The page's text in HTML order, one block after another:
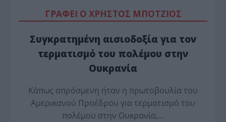
ΓΡΑΦΕΙ Ο ΧΡΗΣΤΟΣ ΜΠΟΤΖΙΟΣ
Συγκρατημένη αισιοδοξία για τον
τερματισμό του πολέμου στην
Ουκρανία
Κάπως απρόσμενη ήταν η πρωτοβουλία του
Αμερικανού Προέδρου για τερματισμό του
πολέμου στην Ουκρανία,…